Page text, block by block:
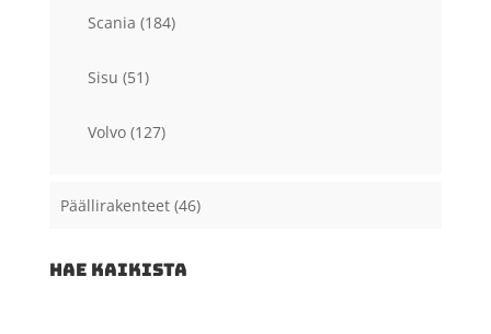
Scania (184)
Sisu (51)
Volvo (127)
Päällirakenteet (46)
HAE KAIKISTA